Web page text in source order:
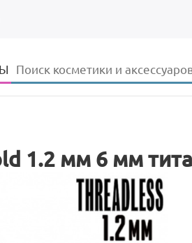
Форма поиска
Поиск
1.2 мм 6 мм